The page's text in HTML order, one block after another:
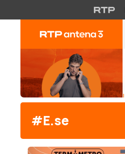
#E.se